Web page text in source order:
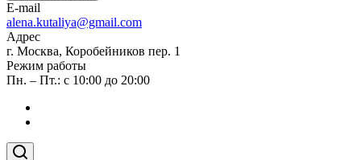
E-mail
alena.kutaliya@gmail.com
Адрес
г. Москва, Коробейников пер. 1
Режим работы
Пн. – Пт.: с 10:00 до 20:00